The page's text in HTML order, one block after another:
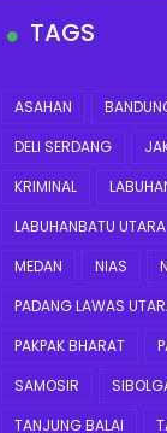
TAGS
ASAHAN
DELI SERDANG
KRIMINAL
LABUHANBATU UTARA
MEDAN
NIAS
PADANG LAWAS
PAKPAK BHARAT
SAMOSIR
TANJUNG BALAI